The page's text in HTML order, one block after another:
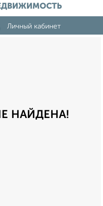
Личный кабинет
НАЙДЕНА!